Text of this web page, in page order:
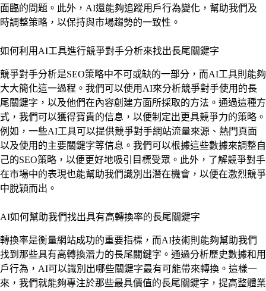
面臨的問題。此外，AI還能夠追蹤用戶行為變化，幫助我們及
時調整策略，以保持與市場趨勢的一致性。
如何利用AI工具進行競爭對手分析來找出長尾關鍵字
競爭對手分析是SEO策略中不可或缺的一部分，而AI工具則能夠
大大簡化這一過程。我們可以使用AI來分析競爭對手使用的長
尾關鍵字，以及他們在內容創建方面所採取的方法。通過這種方
式，我們可以獲得寶貴的信息，以便制定出更具競爭力的策略。
例如，一些AI工具可以提供競爭對手網站流量來源、熱門頁面
以及使用的主要關鍵字等信息。我們可以根據這些數據來調整自
己的SEO策略，以便更好地吸引目標受眾。此外，了解競爭對手
在市場中的表現也能幫助我們識別出潛在機會，以便在激烈競爭
中脫穎而出。
AI如何幫助我們找出具有高轉換率的長尾關鍵字
轉換率是衡量網站成功的重要指標，而AI技術則能夠幫助我們
找到那些具有高轉換潛力的長尾關鍵字。通過分析歷史數據和用
戶行為，AI可以識別出哪些關鍵字最有可能帶來轉換。這樣一
來，我們就能夠專注於那些最具價值的長尾關鍵字，提高整體業